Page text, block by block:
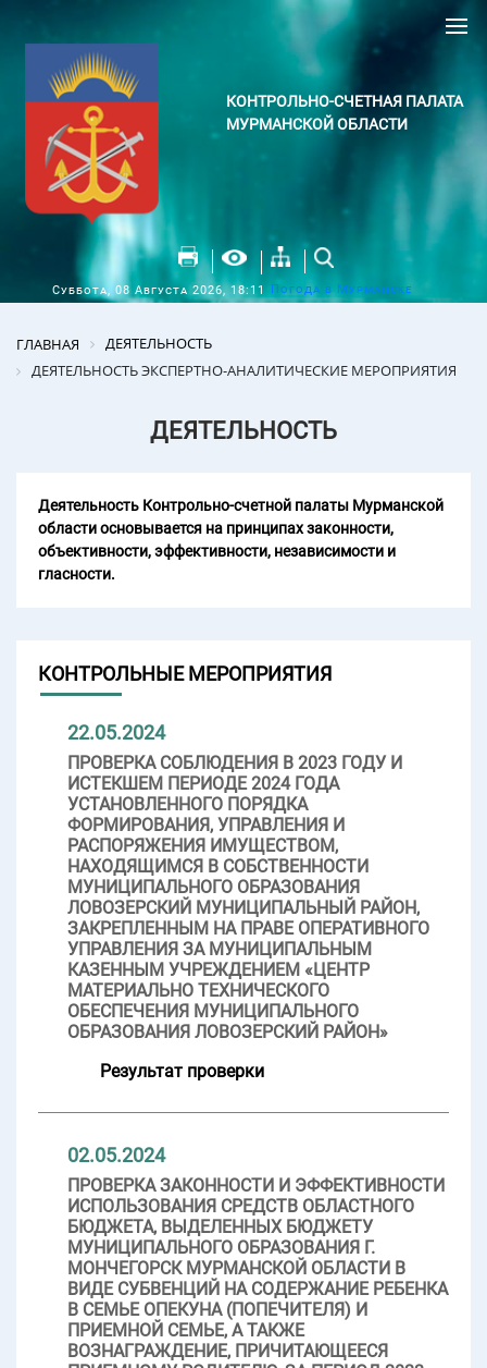
КОНТРОЛЬНО-СЧЕТНАЯ ПАЛАТА
МУРМАНСКОЙ ОБЛАСТИ
Суббота, 08 Августа 2026, 18:11 Погода в Мурманске
ГЛАВНАЯ
ДЕЯТЕЛЬНОСТЬ
ДЕЯТЕЛЬНОСТЬ ЭКСПЕРТНО-АНАЛИТИЧЕСКИЕ МЕРОПРИЯТИЯ
ДЕЯТЕЛЬНОСТЬ
Деятельность Контрольно-счетной палаты Мурманской
области основывается на принципах законности,
объективности, эффективности, независимости и
гласности.
КОНТРОЛЬНЫЕ МЕРОПРИЯТИЯ
22.05.2024
ПРОВЕРКА СОБЛЮДЕНИЯ В 2023 ГОДУ И
ИСТЕКШЕМ ПЕРИОДЕ 2024 ГОДА
УСТАНОВЛЕННОГО ПОРЯДКА
ФОРМИРОВАНИЯ, УПРАВЛЕНИЯ И
РАСПОРЯЖЕНИЯ ИМУЩЕСТВОМ,
НАХОДЯЩИМСЯ В СОБСТВЕННОСТИ
МУНИЦИПАЛЬНОГО ОБРАЗОВАНИЯ
ЛОВОЗЕРСКИЙ МУНИЦИПАЛЬНЫЙ РАЙОН,
ЗАКРЕПЛЕННЫМ НА ПРАВЕ ОПЕРАТИВНОГО
УПРАВЛЕНИЯ ЗА МУНИЦИПАЛЬНЫМ
КАЗЕННЫМ УЧРЕЖДЕНИЕМ «ЦЕНТР
МАТЕРИАЛЬНО ТЕХНИЧЕСКОГО
ОБЕСПЕЧЕНИЯ МУНИЦИПАЛЬНОГО
ОБРАЗОВАНИЯ ЛОВОЗЕРСКИЙ РАЙОН»
Результат проверки
02.05.2024
ПРОВЕРКА ЗАКОННОСТИ И ЭФФЕКТИВНОСТИ
ИСПОЛЬЗОВАНИЯ СРЕДСТВ ОБЛАСТНОГО
БЮДЖЕТА, ВЫДЕЛЕННЫХ БЮДЖЕТУ
МУНИЦИПАЛЬНОГО ОБРАЗОВАНИЯ Г.
МОНЧЕГОРСК МУРМАНСКОЙ ОБЛАСТИ В
ВИДЕ СУБВЕНЦИЙ НА СОДЕРЖАНИЕ РЕБЕНКА
В СЕМЬЕ ОПЕКУНА (ПОПЕЧИТЕЛЯ) И
ПРИЕМНОЙ СЕМЬЕ, А ТАКЖЕ
ВОЗНАГРАЖДЕНИЕ, ПРИЧИТАЮЩЕЕСЯ